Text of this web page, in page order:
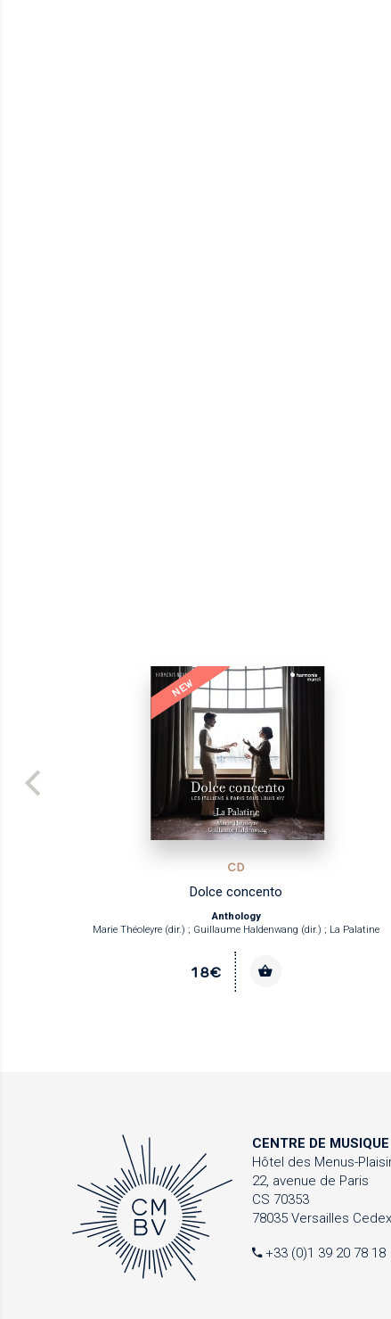
NEW
CD
Dolce concento
Anthology
Marie Théoleyre (dir.) ; Guillaume Haldenwang (dir.) ; La Palatine
18€
CENTRE DE MUSIQUE
Hôtel des Menus-
22, avenue de Paris
CS 70353
78035 Versailles Cedex
+33 (0)1 39 20 78 18